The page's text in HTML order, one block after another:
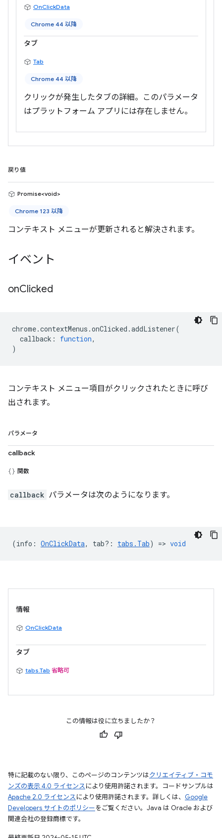
OnClickData
Chrome 44 以降
タブ
Tab
Chrome 44 以降
クリックが発生したタブの詳細。このパラメータ
はプラットフォーム アプリには存在しません。
戻り値
Promise<void>
Chrome 123 以降
コンテキスト メニューが更新されると解決されます。
イベント
onClicked
chrome.contextMenus .onClicked .addListener(
callback : function,
)
コンテキスト メニュー項目がクリックされたときに呼び
出されます。
パラメータ
callback
関数
callback パラメータは次のようになります。
(info : OnClickData, tab? : tabs.Tab) => void
情報
OnClickData
タブ
tabs.Tab 省略可
この情報は役に立ちましたか？
特に記載のない限り、このページのコンテンツはクリエイティブ・コモ
ンズの表示 4.0 ライセンスにより使用許諾されます。コードサンプルは
Apache 2.0 ライセンスにより使用許諾されます。詳しくは、 Google
Developers サイトのポリシーをご覧ください。Java は Oracle および
関連会社の登録商標です。